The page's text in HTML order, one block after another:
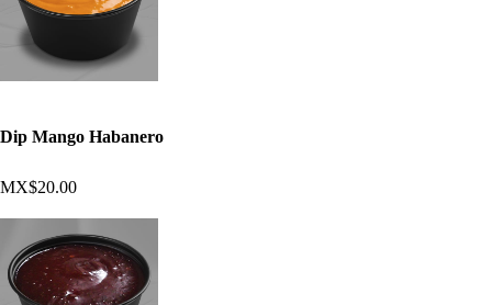
Dip Mango Habanero
MX$20.00